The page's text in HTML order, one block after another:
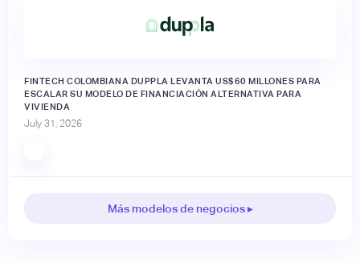
FINTECH COLOMBIANA DUPPLA LEVANTA US$60 MILLONES PARA
ESCALAR SU MODELO DE FINANCIACIÓN ALTERNATIVA PARA
VIVIENDA
July 31, 2026
Más modelos de negocios ▸